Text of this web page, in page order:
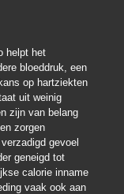
helpt het
bloeddruk, een
op hartziekten
uit weinig
zijn van belang
zorgen
gevoel
geneigd tot
calorie inname
vaak ook aan